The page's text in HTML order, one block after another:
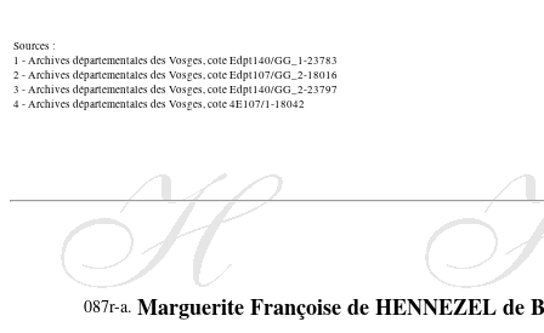
Sources :
1 - Archives départementales des Vosges, cote Edpt140/GG_1-23783
2 - Archives départementales des Vosges, cote Edpt107/GG_2-18016
3 - Archives départementales des Vosges, cote Edpt140/GG_2-23797
4 - Archives départementales des Vosges, cote 4E107/1-18042
087r-a. Marguerite Françoise de HENNEZEL de